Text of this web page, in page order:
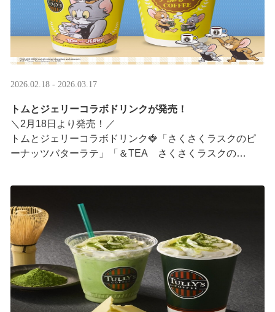
2026.02.18 - 2026.03.17
トムとジェリーコラボドリンクが発売！
＼2月18日より発売！／
トムとジェリーコラボドリンク🍓「さくさくラスクのピ
ーナッツバターラテ」「＆TEA さくさくラスクの